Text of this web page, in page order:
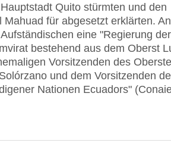
Quito stürmten und den
Mahuad für abgesetzt erklärten.
eine "Regierung
bestehend aus dem Oberst
Vorsitzenden des
und dem Vorsitzenden
Nationen Ecuadors"